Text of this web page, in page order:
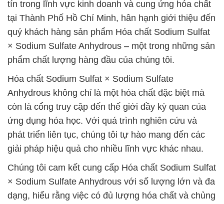
tín trong lĩnh vực kinh doanh và cung ứng hóa chất
tại Thành Phố Hồ Chí Minh, hân hạnh giới thiệu đến
quý khách hàng sản phẩm Hóa chất Sodium Sulfat
× Sodium Sulfate Anhydrous – một trong những sản
phẩm chất lượng hàng đầu của chúng tôi.
Hóa chất Sodium Sulfat × Sodium Sulfate
Anhydrous không chỉ là một hóa chất đặc biệt mà
còn là cổng truy cập đến thế giới đầy kỳ quan của
ứng dụng hóa học. Với quá trình nghiên cứu và
phát triển liên tục, chúng tôi tự hào mang đến các
giải pháp hiệu quả cho nhiều lĩnh vực khác nhau.
Chúng tôi cam kết cung cấp Hóa chất Sodium Sulfat
× Sodium Sulfate Anhydrous với số lượng lớn và đa
dạng, hiểu rằng việc có đủ lượng hóa chất và chủng